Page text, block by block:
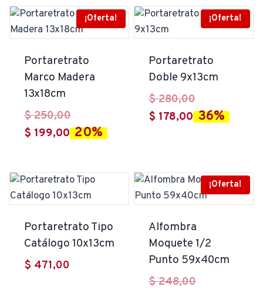
¡Oferta!
Portaretrato
Marco Madera
13x18cm
$250,00El
precio
$ 250,00.
$ 199,00El
es:
$ 199,00.
20%
¡Oferta!
Portaretrato
Doble 9x13cm
$280,00El
precio
$ 280,00.
$ 178,00El
es:
$ 178,00.
36%
Portaretrato Tipo
Catálogo 10x13cm
$ 471,00
¡Oferta!
Alfombra
Moquete 1/2
Punto 59x40cm
$248,00El